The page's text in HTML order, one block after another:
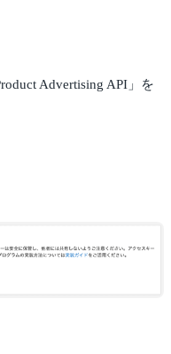
Advertising API」を